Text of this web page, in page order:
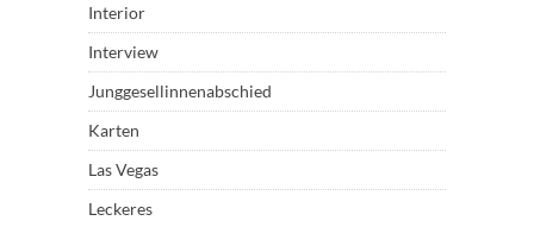
Interior
Interview
Junggesellinnenabschied
Karten
Las Vegas
Leckeres